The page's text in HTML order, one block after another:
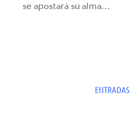
se apostará su alma…
ENTRADAS